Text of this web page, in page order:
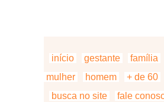
início gestante família
mulher
homem
+ de 60
busca no site
fale